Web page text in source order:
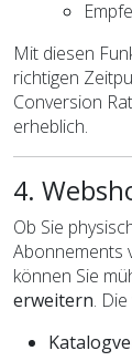
Mit diesen
richtigen
Conversion
erheblich.
4.
Ob Sie
Abonnements
können Sie
erweitern.